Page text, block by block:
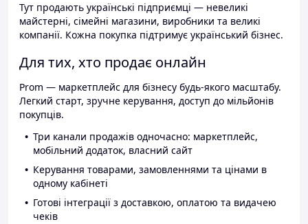
Тут продають українські підприємці — невеликі
майстерні, сімейні магазини, виробники та великі
компанії. Кожна покупка підтримує український бізнес.
Для тих, хто продає онлайн
Prom — маркетплейс для бізнесу будь-якого масштабу.
Легкий старт, зручне керування, доступ до мільйонів
покупців.
Три канали продажів одночасно: маркетплейс,
мобільний додаток, власний сайт
Керування товарами, замовленнями та цінами в
одному кабінеті
Готові інтеграції з доставкою, оплатою та видачею
чеків